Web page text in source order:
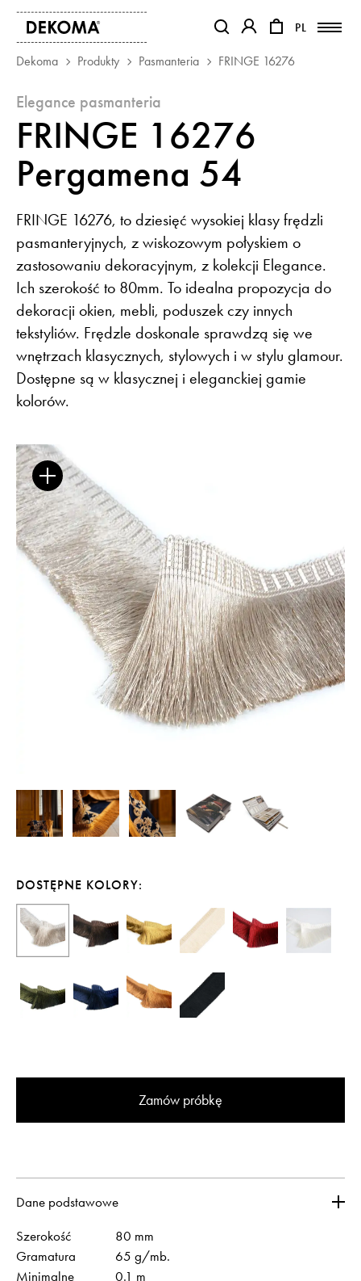
PL
PL
PRODUKTY
MAGAZYN
KONTAKT
PARTNERZY
Baza wiedzy
Broszury
Newsletter
ISSUUOtwiera link w nowej karcie
Instagram
Otwiera link w nowej
PinterestOtwiera link w nowej karcie
YoutubeOtwiera link w nowej karcie
Pulpit Kontrahenta Otwiera link
Dekoma Produkty Pasmanteria FRINGE 16276
elegance pasmanteria
FRINGE 16276
Pergamena 54
FRINGE 16276, to dziesięć wysokiej klasy frędzli
pasmanteryjnych, z wiskozowym połyskiem o
zastosowaniu dekoracyjnym, z kolekcji Elegance.
Ich szerokość to 80mm. To idealna propozycja do
dekoracji okien, mebli, poduszek czy innych
tekstyliów. Frędzle doskonale sprawdzą się we
wnętrzach klasycznych, stylowych i w stylu glamour.
Dostępne są w klasycznej i eleganckiej gamie
kolorów.
DOSTĘPNE KOLORY:
Zamów próbkę
Dane podstawowe
Szerokość
80 mm
Gramatura
65 g/mb.
Minimalne
0.1 m